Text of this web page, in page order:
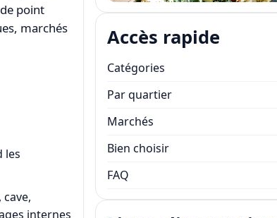
point
marchés
les
internes
Accès rapide
Catégories
Par quartier
Marchés
Bien choisir
FAQ